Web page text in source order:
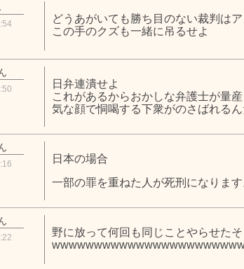
どうあがいても勝ち目のない裁判は
この手のクズも一緒に吊るせよ
日弁連潰せよ
これがあるからおかしな弁護士が量
気な顔で恫喝する下衆がのさばれるん
日本の場合
一部の罪を重ねた人が死刑になります
野に放って何回も同じことやらせた